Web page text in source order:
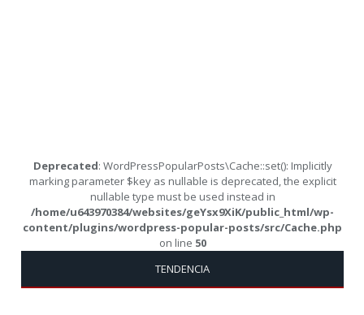
Deprecated: WordPressPopularPosts\Cache::set(): Implicitly
marking parameter $key as nullable is deprecated, the explicit
nullable type must be used instead in
/home/u643970384/websites/geYsx9XiK/public_html/wp-
content/plugins/wordpress-popular-posts/src/Cache.php
on line 50
TENDENCIA